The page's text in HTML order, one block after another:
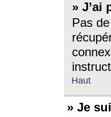
» J’ai
Pas
Haut
» Je